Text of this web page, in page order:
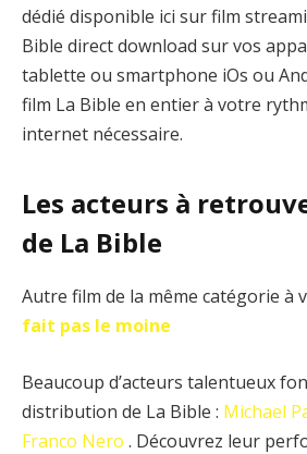
dédié disponible ici sur film
Bible direct download sur vos
tablette ou smartphone iOs ou
film La Bible en entier à votre
internet nécessaire.
Les acteurs à
de La Bible
Autre film de la même catégorie à
fait pas le moine
Beaucoup d’acteurs talentueux
distribution de La Bible : Michael
Franco Nero . Découvrez leur